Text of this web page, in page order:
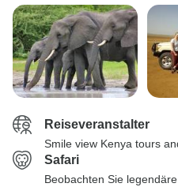
Reiseveranstalter
Smile view Kenya tours
Safari
Beobachten Sie